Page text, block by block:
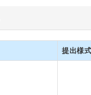
提出様